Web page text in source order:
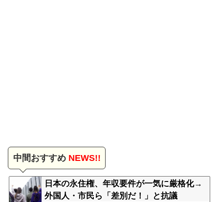
中間おすすめNEWS!!
日本の永住権、年収要件が一気に厳格化→
外国人・市民ら「差別だ！」と抗議